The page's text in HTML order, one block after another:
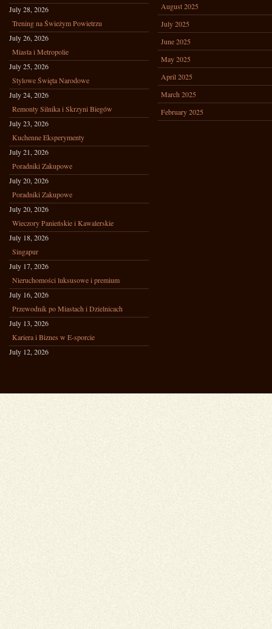
July 28, 2026
Trening na Świeżym Powietrzu
July 26, 2026
Miasta i Metropolie
July 25, 2026
Stylowe Święta Narodowe
July 24, 2026
Remonty Silnika i Skrzyni Biegów
July 23, 2026
Kuchenne Eksperymenty
July 21, 2026
Poradniki Zakupowe
July 20, 2026
Poradniki Zakupowe
July 20, 2026
Wieczory Panieńskie i Kawalerskie
July 18, 2026
Singapur
July 17, 2026
Nieruchomości luksusowe i premium
July 16, 2026
Przewodnik po Miastach i Dzielnicach
July 13, 2026
Kariera i Biznes w E-sporcie
July 12, 2026
August 2025
July 2025
June 2025
May 2025
April 2025
March 2025
February 2025